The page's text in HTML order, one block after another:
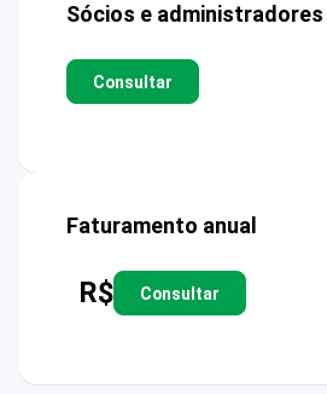
Sócios e administradores
Consultar
Faturamento anual
R$ Consultar